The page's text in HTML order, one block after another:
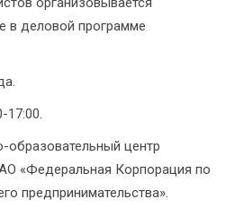
в деловой программе
17:00.
образовательный центр
«Федеральная Корпорация по
предпринимательства».